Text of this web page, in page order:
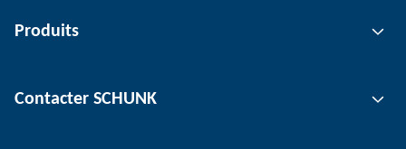
Produits
Technologie d'automatisation
Contacter SCHUNK